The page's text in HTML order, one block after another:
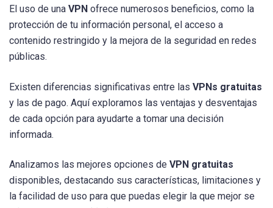
El uso de una VPN ofrece numerosos beneficios, como la
protección de tu información personal, el acceso a
contenido restringido y la mejora de la seguridad en redes
públicas.
Existen diferencias significativas entre las VPNs gratuitas
y las de pago. Aquí exploramos las ventajas y desventajas
de cada opción para ayudarte a tomar una decisión
informada.
Analizamos las mejores opciones de VPN gratuitas
disponibles, destacando sus características, limitaciones y
la facilidad de uso para que puedas elegir la que mejor se